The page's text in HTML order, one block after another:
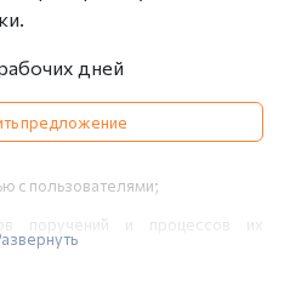
дней
предложение
с пользователями;
поручений и процессов их